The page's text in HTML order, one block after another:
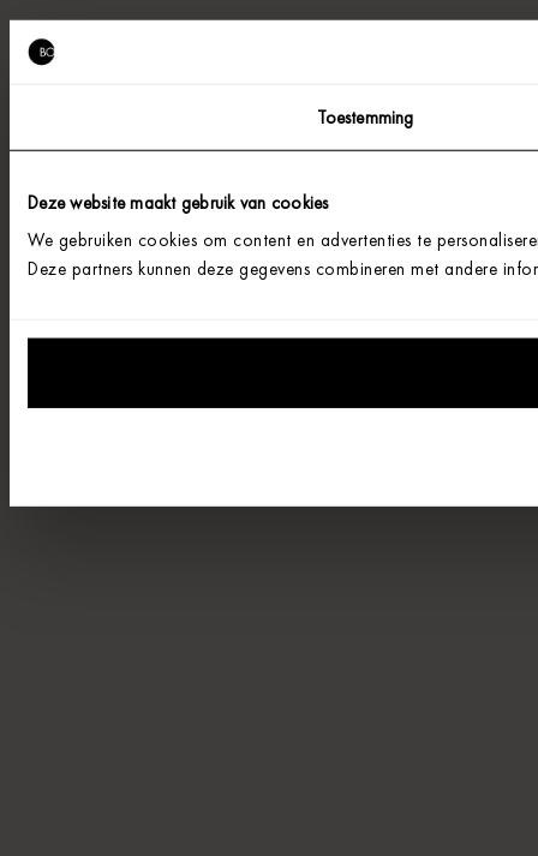
Toestemming
Deze website maakt gebruik van cookies
We gebruiken cookies om content en advertenties te
Deze partners kunnen deze gegevens combineren met andere